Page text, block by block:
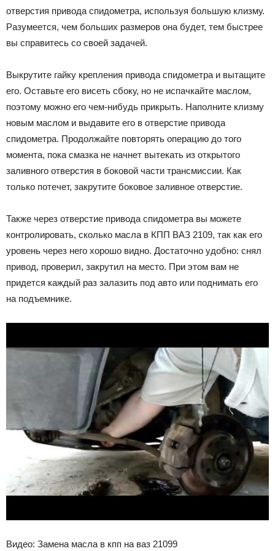
отверстия привода спидометра, используя большую клизму.
Разумеется, чем больших размеров она будет, тем быстрее
вы справитесь со своей задачей.
Выкрутите гайку крепления привода спидометра и вытащите
его. Оставьте его висеть сбоку, но не испачкайте маслом,
поэтому можно его чем-нибудь прикрыть. Наполните клизму
новым маслом и выдавите его в отверстие привода
спидометра. Продолжайте повторять операцию до того
момента, пока смазка не начнет вытекать из открытого
заливного отверстия в боковой части трансмиссии. Как
только потечет, закрутите боковое заливное отверстие.
Также через отверстие привода спидометра вы можете
контролировать, сколько масла в КПП ВАЗ 2109, так как его
уровень через него хорошо видно. Достаточно удобно: снял
привод, проверил, закрутил на место. При этом вам не
придется каждый раз залазить под авто или поднимать его
на подъемнике.
Видео: Замена масла в кпп на ваз 21099